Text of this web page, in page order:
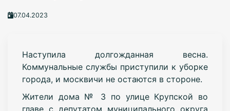
07.04.2023
Наступила долгожданная весна.
Коммунальные службы приступили к уборке
города, и москвичи не остаются в стороне.
Жители дома № 3 по улице Крупской во
главе с депутатом муниципального округа